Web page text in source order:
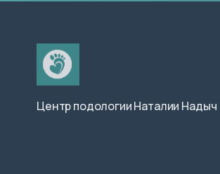
Центр подологии Наталии Надыч